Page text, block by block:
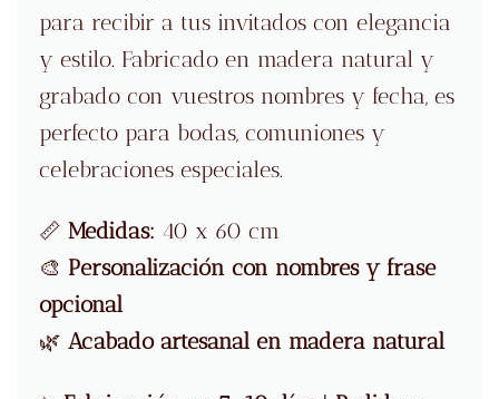
para recibir a tus invitados con elegancia
y estilo. Fabricado en madera natural y
grabado con vuestros nombres y fecha, es
perfecto para bodas, comuniones y
celebraciones especiales.
📏 Medidas: 40 x 60 cm
🎨 Personalización con nombres y frase
opcional
🌿 Acabado artesanal en madera natural